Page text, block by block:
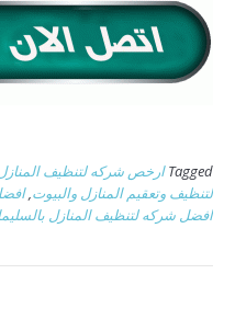
Tagged ارخص شركه لتنظيف المنازل
لتنظيف وتعقيم المنازل والبيوت,
افضل شركه لتنظيف المنازل